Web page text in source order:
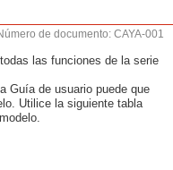
de documento: CAYA-001
las funciones de la serie
Guía de usuario puede que
Utilice la siguiente tabla